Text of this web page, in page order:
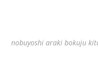
nobuyoshi araki bokuju